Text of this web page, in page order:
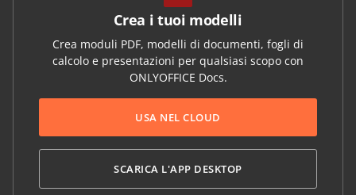
Crea i tuoi modelli
Crea moduli PDF, modelli di documenti, fogli di
calcolo e presentazioni per qualsiasi scopo con
ONLYOFFICE Docs.
USA NEL CLOUD
SCARICA L'APP DESKTOP